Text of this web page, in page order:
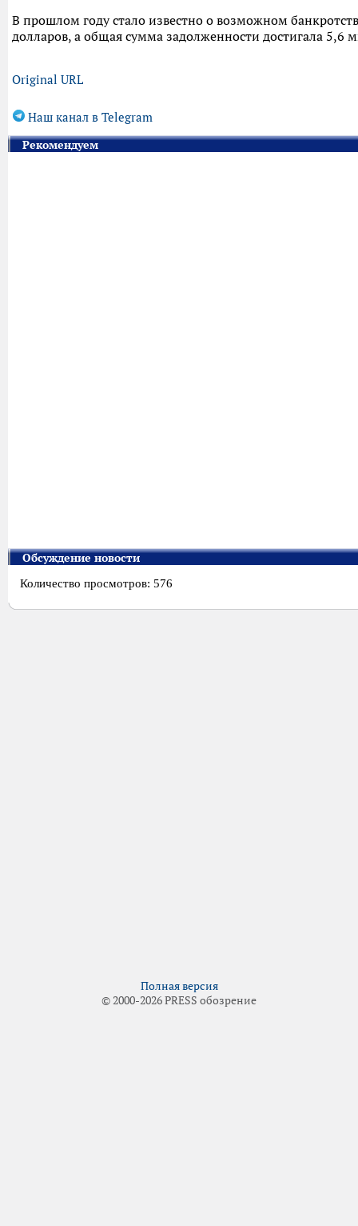
В прошлом году стало известно о возможном
долларов, а общая сумма задолженности достигала 5,6
Original URL
Наш канал в Telegram
Рекомендуем
Обсуждение новости
Количество просмотров: 576
Полная версия
© 2000-2026 PRESS обозрение